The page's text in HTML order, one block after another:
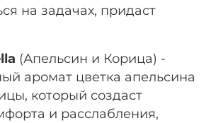
на задачах, придаст
(Апельсин и Корица) -
аромат цветка апельсина
который создаст
и расслабления,